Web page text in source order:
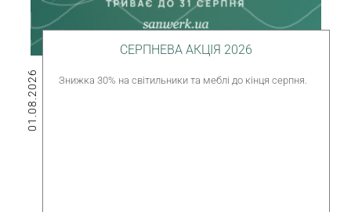
01.08.2026
СЕРПНЕВА АКЦІЯ 2026
Знижка 30% на світильники та меблі до кінця серпня.